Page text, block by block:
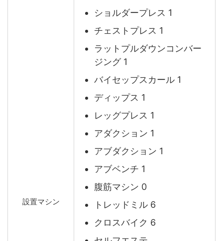
設置マシン
ショルダープレス 1
チェストプレス 1
ラットプルダウンコンバー
ジング 1
バイセップスカール 1
ディップス 1
レッグプレス 1
アダクション 1
アブダクション 1
アブベンチ 1
腹筋マシン 0
トレッドミル 6
クロスバイク 6